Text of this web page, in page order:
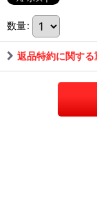
数量:
返品特約に関する